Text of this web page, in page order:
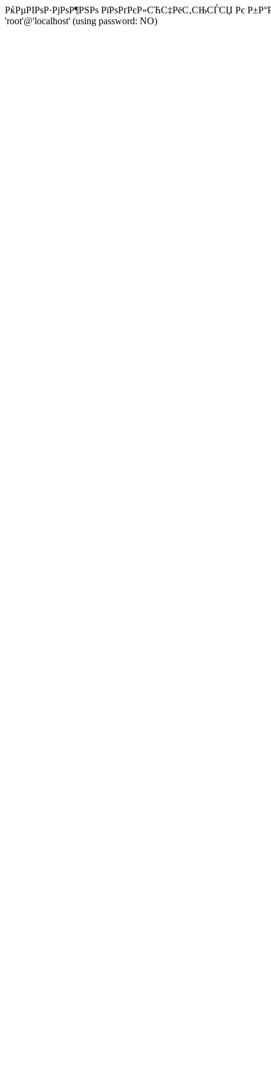
РќРµРІРѕР·РјРѕР¶РЅРѕ РїРѕРґРєР»СЋС‡РёС‚СЊСЃСЏ Рє
'root'@'localhost' (using password: NO)